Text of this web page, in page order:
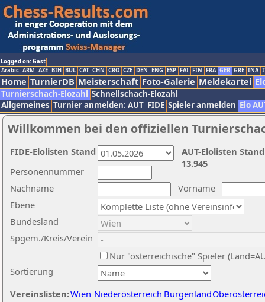
Logged on: Gast
Arabic ARM AZE BIH BUL CAT CHN CRO CZE DEN ENG ESP FAI FIN FRA GER GRE INA
Home TurnierDB Meisterschaft Foto-Galerie Meldekartei
Turnierschach-Elozahl Schnellschach-Elozahl
Allgemeines Turnier anmelden: AUT FIDE Spieler anmelden Elo
Willkommen bei den offiziellen
Nachname
Vorname
Ebene
Sortierung
Personennummer
Bundesland
Spgem./Kreis/Verein
Nur "österreichische" Spieler
Vereinslisten:Wien Niederösterreich Burgenland
AUT-Elolisten
13.945
FIDE-Elolisten Stand